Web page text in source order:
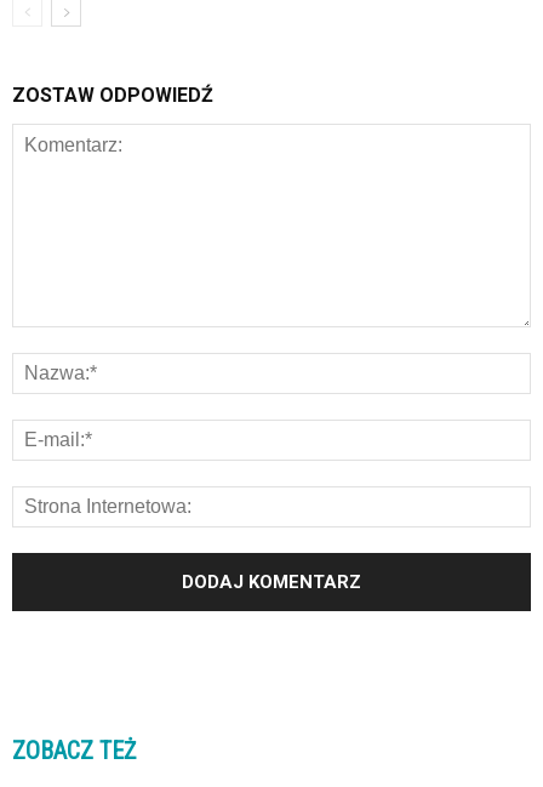
ZOSTAW ODPOWIEDŹ
ZOBACZ TEŻ